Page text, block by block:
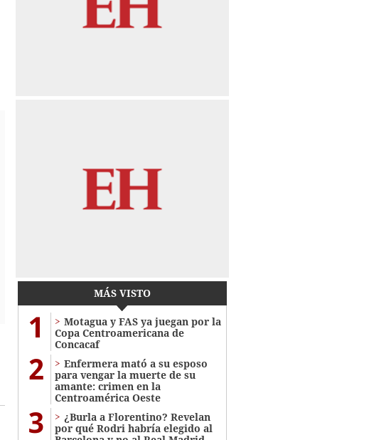
MÁS VISTO
1
Motagua y FAS ya juegan por la
Copa Centroamericana de
Concacaf
2
Enfermera mató a su esposo
para vengar la muerte de su
amante: crimen en la
Centroamérica Oeste
3
¿Burla a Florentino? Revelan
por qué Rodri habría elegido al